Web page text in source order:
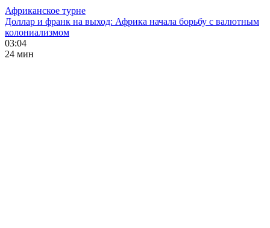
Африканское турне
Доллар и франк на выход: Африка начала борьбу с валютным
колониализмом
03:04
24 мин